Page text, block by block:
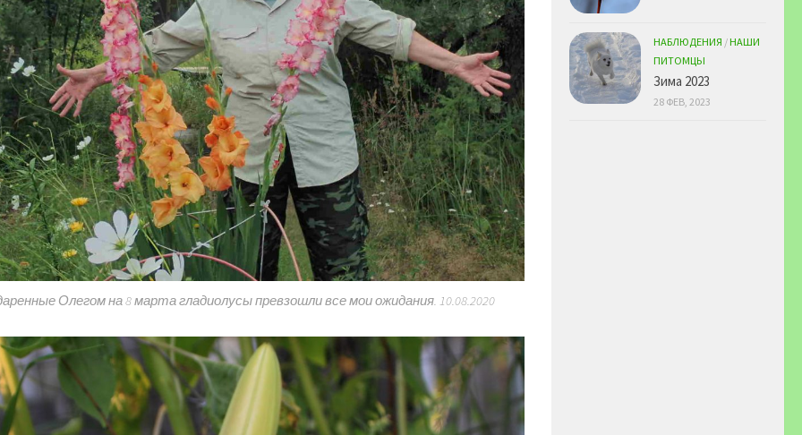
Олегом на 8 марта гладиолусы превзошли все мои ожидания. 10.08.2020
НАБЛЮДЕНИЯ /НАШИ
ПИТОМЦЫ
Зима 2023
28 ФЕВ, 2023